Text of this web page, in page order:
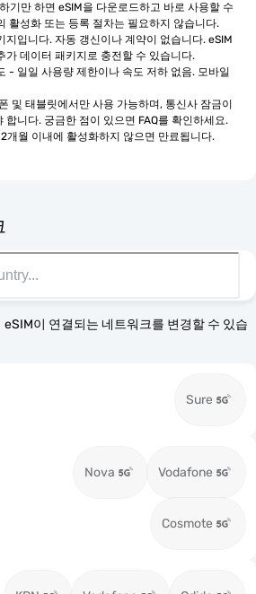
기만 하면 eSIM을 다운로드하고 바로 사용할 수
활성화 또는 등록 절차는 필요하지 않습니다.
지입니다. 자동 갱신이나 계약이 없습니다. eSIM
가 데이터 패키지로 충전할 수 있습니다.
- 일일 사용량 제한이나 속도 저하 없음. 모바일
및 태블릿에서만 사용 가능하며, 통신사 잠금이
합니다. 궁금한 점이 있으면 FAQ를 확인하세요.
개월 이내에 활성화하지 않으면 만료됩니다.
이 연결되는 네트워크를 변경할 수 있습
Sure
Nova Vodafone
Cosmote